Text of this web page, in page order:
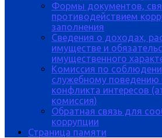
Формы документов,
противодействием
заполнения
Сведения о доходах,
имуществе и
имущественного
Комиссия по
служебному поведению
конфликта интересов
комиссия)
Обратная связь для
коррупции
Страница памяти